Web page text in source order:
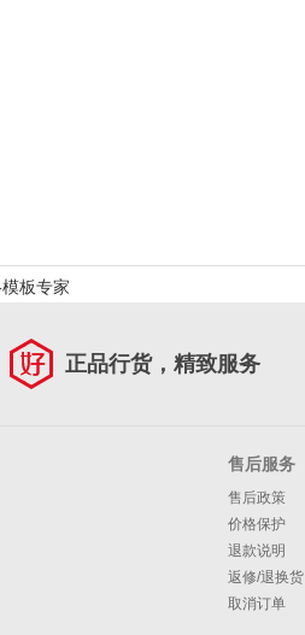
板专家
正品行货，精致服务
售后服务
售后政策
价格保护
退款说明
返修/退换货
取消订单